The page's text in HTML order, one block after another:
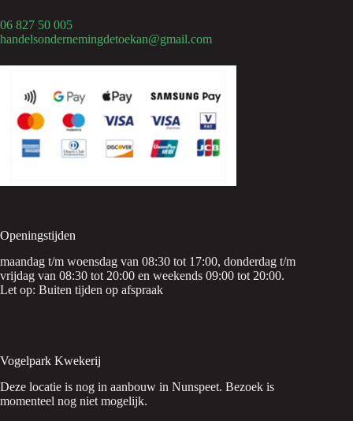
06 827 50 005
handelsondernemingdetoekan@gmail.com
Openingstijden
maandag t/m woensdag van 08:30 tot 17:00, donderdag t/m
vrijdag van 08:30 tot 20:00 en weekends 09:00 tot 20:00.
Let op: Buiten tijden op afspraak
Vogelpark Kwekerij
Deze locatie is nog in aanbouw in Nunspeet. Bezoek is
momenteel nog niet mogelijk.